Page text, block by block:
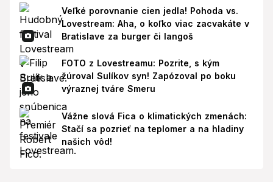
Veľké porovnanie cien jedla! Pohoda vs.
Lovestream: Aha, o koľko viac zacvakáte v
Bratislave za burger či langoš
FOTO z Lovestreamu: Pozrite, s kým
žúroval Sulíkov syn! Zapózoval po boku
výraznej tváre Smeru
Vážne slová Fica o klimatických zmenách:
Stačí sa pozrieť na teplomer a na hladiny
našich vôd!